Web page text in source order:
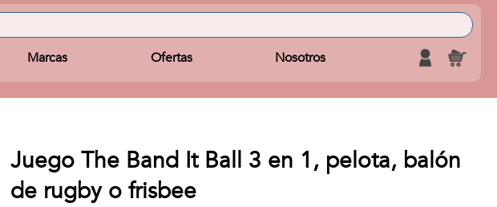
Marcas Ofertas Nosotros
Juego The Band It Ball 3 en 1, pelota, balón
de rugby o frisbee